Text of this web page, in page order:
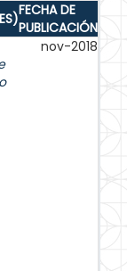
FECHA DE
PUBLICACIÓN
nov-2018